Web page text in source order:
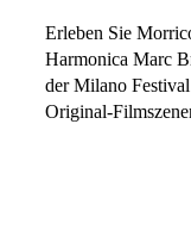
Erleben Sie
Harmonica Marc
der Milano
Original-